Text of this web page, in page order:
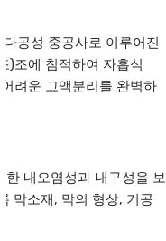
공성 중공사로 이루어진
)조에 침적하여 자흡식
려운 고액분리를 완벽하
한 내오염성과 내구성을 보
막소재, 막의 형상, 기공